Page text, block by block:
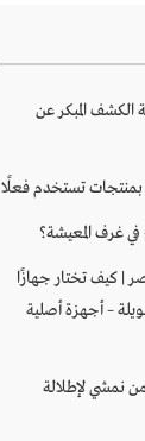
الكشف المبكر عن
بمنتجات تستخدم فعلًا
في غرف المعيشة؟
| كيف تختار جهازًا
– أجهزة أصلية
من نمشي لإطلالة